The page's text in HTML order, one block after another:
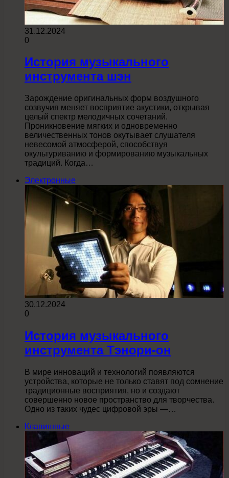
31.12.2024
0
История музыкального
инструмента шэн
Зарождение оригинальных форм воздушного
созвучия меняет восприятие акустики, открывая
целый спектр мелодичных сочетаний.
Проникновение мягких и одновременно
величественных тонов окутывает слушателя
невесомой атмосферой, способствуя
окультуриванию и формированию музыкальных
традиций. Когда…
Электронные
30.12.2024
0
История музыкального
инструмента Тэнори-он
В мире инноваций и технологий появляются
устройства, которые не только ставят под сомнение
традиционные восприятия, но и создают
совершенно новое пространство для творчества.
Одно из таких чудес цифровой эры —…
Клавишные